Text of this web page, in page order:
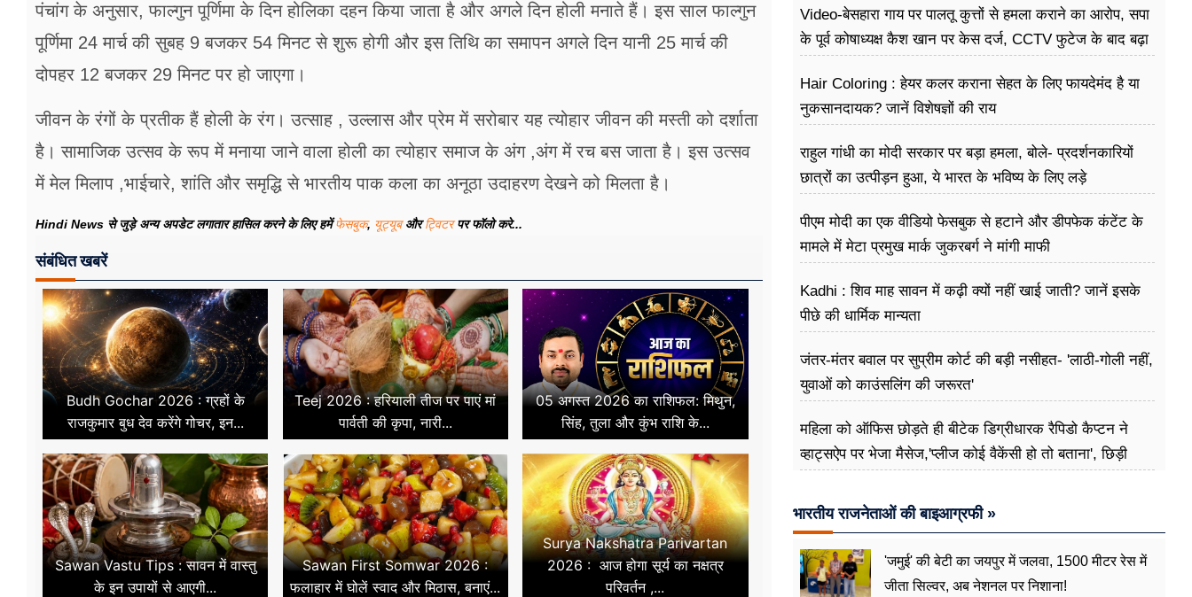
शिक्षा
अन्य खबरें
पंचांग के अनुसार, फाल्गुन पूर्णिमा के दिन होलिका दहन किया जाता है और अगले दिन होली मनाते हैं। इस साल फाल्गुन
पूर्णिमा 24 मार्च की सुबह 9 बजकर 54 मिनट से शुरू होगी और इस तिथि का समापन अगले दिन यानी 25 मार्च की
दोपहर 12 बजकर 29 मिनट पर हो जाएगा।
जीवन के रंगों के प्रतीक हैं होली के रंग। उत्साह , उल्लास और प्रेम में सरोबार यह त्योहार जीवन की मस्ती को दर्शाता
है। सामाजिक उत्सव के रूप में मनाया जाने वाला होली का त्योहार समाज के अंग ,अंग में रच बस जाता है। इस उत्सव
में मेल मिलाप ,भाईचारे, शांति और समृद्धि से भारतीय पाक कला का अनूठा उदाहरण देखने को मिलता है।
Hindi News से जुड़े अन्य अपडेट लगातार हासिल करने के लिए हमेंफेसबुक, यूट्यूबऔरट्विटरपर फॉलो करे...
संबंधित खबरें
Budh Gochar 2026 : ग्रहों के
राजकुमार बुध देव करेंगे गोचर, इन...
Teej 2026 : हरियाली तीज पर पाएं मां
पार्वती की कृपा, नारी...
05 अगस्त 2026 का राशिफल: मिथुन,
सिंह, तुला और कुंभ राशि के...
Sawan Vastu Tips : सावन में वास्तु
के इन उपायों से आएगी...
Sawan First Somwar 2026 :
फलाहार में घोलें स्वाद और मिठास, बनाएं...
Surya Nakshatra Parivartan
2026 : आज होगा सूर्य का नक्षत्र
परिवर्तन ,...
Video-बेसहारा गाय पर पालतू कुत्तों से हमला कराने का आरोप, सपा
के पूर्व कोषाध्यक्ष कैश खान पर केस दर्ज, CCTV फुटेज के बाद बढ़ा
Hair Coloring : हेयर कलर कराना सेहत के लिए फायदेमंद है या
नुकसानदायक? जानें विशेषज्ञों की राय
राहुल गांधी का मोदी सरकार पर बड़ा हमला, बोले- प्रदर्शनकारियों
छात्रों का उत्पीड़न हुआ, ये भारत के भविष्य के लिए लड़े
पीएम मोदी का एक वीडियो फेसबुक से हटाने और डीपफेक कंटेंट के
मामले में मेटा प्रमुख मार्क जुकरबर्ग ने मांगी माफी
Kadhi : शिव माह सावन में कढ़ी क्यों नहीं खाई जाती? जानें इसके
पीछे की धार्मिक मान्यता
जंतर-मंतर बवाल पर सुप्रीम कोर्ट की बड़ी नसीहत- 'लाठी-गोली नहीं,
युवाओं को काउंसलिंग की जरूरत'
महिला को ऑफिस छोड़ते ही बीटेक डिग्रीधारक रैपिडो कैप्टन ने
व्हाट्सऐप पर भेजा मैसेज,'प्लीज कोई वैकेंसी हो तो बताना', छिड़ी
भारतीय राजनेताओं की बाइआग्रफी »
'जमुई' की बेटी का जयपुर में जलवा, 1500 मीटर रेस में
जीता सिल्वर, अब नेशनल पर निशाना!